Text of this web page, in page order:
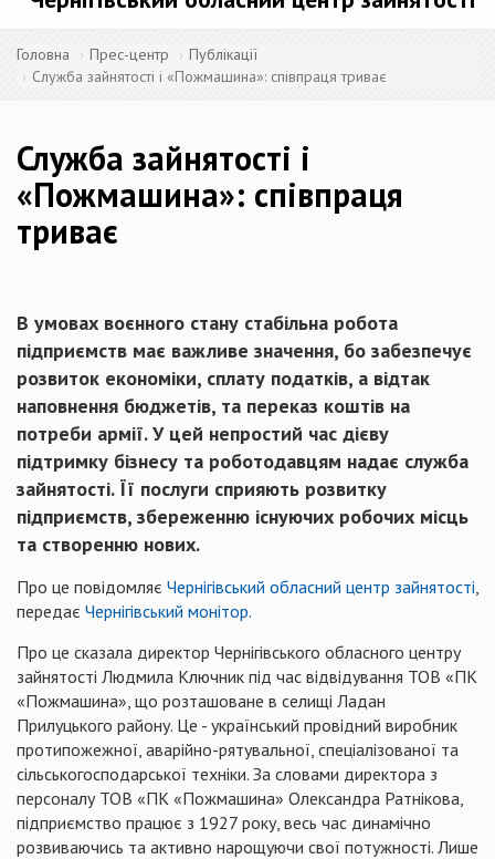
Головна Прес-центр
Публікації
Служба зайнятості і «Пожмашина»: співпраця триває
Служба зайнятості і
«Пожмашина»: співпраця
триває
В умовах воєнного стану стабільна робота
підприємств має важливе значення, бо забезпечує
розвиток економіки, сплату податків, а відтак
наповнення бюджетів, та переказ коштів на
потреби армії. У цей непростий час дієву
підтримку бізнесу та роботодавцям надає служба
зайнятості. Її послуги сприяють розвитку
підприємств, збереженню існуючих робочих місць
та створенню нових.
Про це повідомляє Чернігівський обласний центр зайнятості,
передає Чернігівський монітор.
Про це сказала директор Чернігівського обласного центру
зайнятості Людмила Ключник під час відвідування ТОВ «ПК
«Пожмашина», що розташоване в селищі Ладан
Прилуцького району. Це - український провідний виробник
протипожежної, аварійно-рятувальної, спеціалізованої та
сільськогосподарської техніки. За словами директора з
персоналу ТОВ «ПК «Пожмашина» Олександра Ратнікова,
підприємство працює з 1927 року, весь час динамічно
розвиваючись та активно нарощуючи свої потужності. Лише